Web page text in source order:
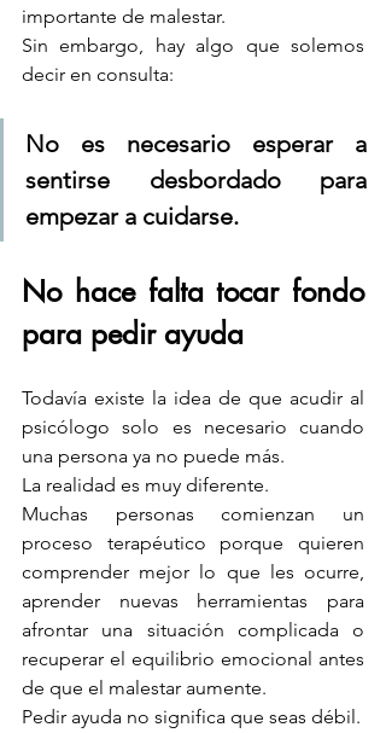
importante de malestar.
Sin embargo, hay algo que solemos
decir en consulta:
No es necesario esperar a
sentirse desbordado para
empezar a cuidarse.
No hace falta tocar fondo
para pedir ayuda
Todavía existe la idea de que acudir al
psicólogo solo es necesario cuando
una persona ya no puede más.
La realidad es muy diferente.
Muchas personas comienzan un
proceso terapéutico porque quieren
comprender mejor lo que les ocurre,
aprender nuevas herramientas para
afrontar una situación complicada o
recuperar el equilibrio emocional antes
de que el malestar aumente.
Pedir ayuda no significa que seas débil.